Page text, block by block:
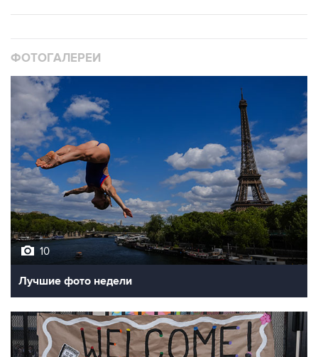
ФОТОГАЛЕРЕИ
10
Лучшие фото недели